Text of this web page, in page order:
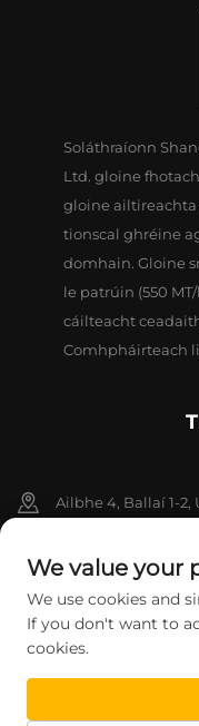
Soláthraíonn
Ltd. gloine
gloine ailtireachta
tionscal ghréine
domhain. Gloine
le patrúin (550
cáilteacht
Comhpháirteach
Ailbhe 4, Ballaí 1-
+86-15124919712
[email protected]
CúlchópyRIGHT © 2026
Gach ceart ar cosaint.
We value your
We use cookies and
If you don't want to
cookies.